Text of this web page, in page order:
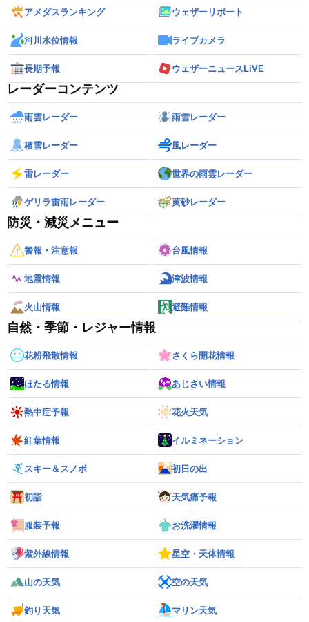
アメダスランキング ウェザーリポート
河川水位情報 ライブカメラ
長期予報 ウェザーニュースLiVE
レーダーコンテンツ
雨雲レーダー 雨雪レーダー
積雪レーダー 風レーダー
雷レーダー 世界の雨雲レーダー
ゲリラ雷雨レーダー 黄砂レーダー
防災・減災メニュー
警報・注意報 台風情報
地震情報 津波情報
火山情報 避難情報
自然・季節・レジャー情報
花粉飛散情報 さくら開花情報
ほたる情報 あじさい情報
熱中症予報 花火天気
紅葉情報 イルミネーション
スキー＆スノボ 初日の出
初詣 天気痛予報
服装予報 お洗濯情報
紫外線情報 星空・天体情報
山の天気 空の天気
釣り天気 マリン天気